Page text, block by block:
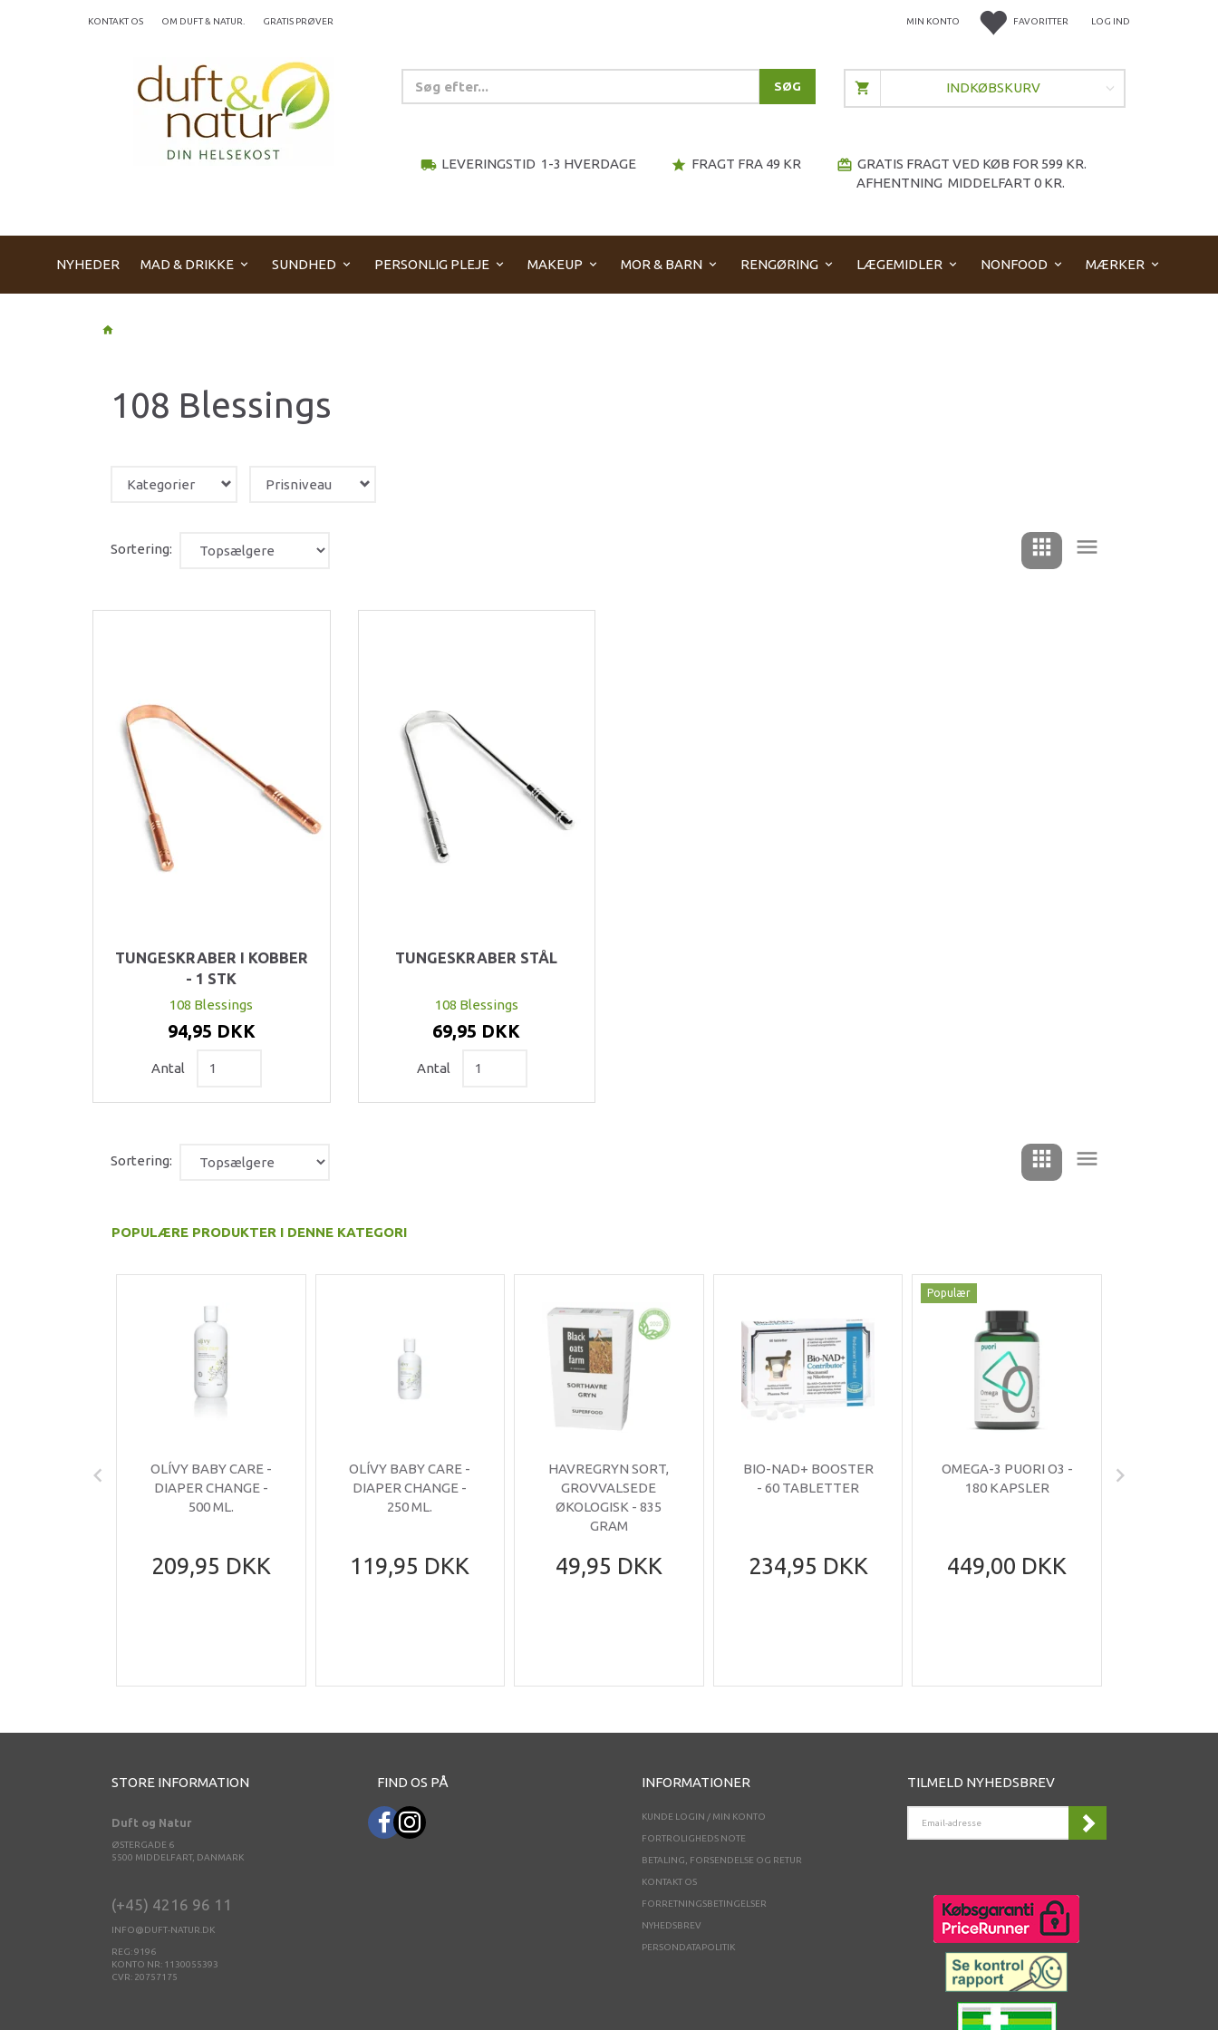
FAVORITTER LOG IND
MIN KONTO
KONTAKT OS OM DUFT & NATUR. GRATIS PRØVER
SØG
local_shipping LEVERINGSTID 1-3 HVERDAGE star FRAGT FRA 49 KR redeem GRATIS FRAGT VED KØB FOR 599 KR.
AFHENTNING MIDDELFART 0 KR.
INDKØBSKURV
NYHEDER MAD & DRIKKE SUNDHED PERSONLIG PLEJE MAKEUP MOR & BARN RENGØRING LÆGEMIDLER NONFOOD MÆRKER
108 Blessings
Kategorier Prisniveau
Sortering:
TUNGESKRABER I KOBBER
- 1 STK
108 Blessings
94,95 DKK
Antal
TUNGESKRABER STÅL
108 Blessings
69,95 DKK
Antal
Sortering:
POPULÆRE PRODUKTER I DENNE KATEGORI
OLÍVY BABY CARE -
DIAPER CHANGE -
500 ML.
209,95 DKK
OLÍVY BABY CARE -
DIAPER CHANGE -
250 ML.
119,95 DKK
HAVREGRYN SORT,
GROVVALSEDE
ØKOLOGISK - 835
GRAM
49,95 DKK
BIO-NAD+ BOOSTER
- 60 TABLETTER
234,95 DKK
Populær
OMEGA-3 PUORI O3 -
180 KAPSLER
449,00 DKK
STORE INFORMATION
Duft og Natur
ØSTERGADE 6
5500 MIDDELFART, DANMARK
(+45) 4216 96 11
INFO@DUFT-NATUR.DK
REG: 9196
KONTO NR: 1130055393
CVR: 20757175
FIND OS PÅ INFORMATIONER
KUNDE LOGIN / MIN KONTO
FORTROLIGHEDS NOTE
BETALING, FORSENDELSE OG RETUR
KONTAKT OS
FORRETNINGSBETINGELSER
NYHEDSBREV
PERSONDATAPOLITIK
TILMELD NYHEDSBREV
ADRESSE